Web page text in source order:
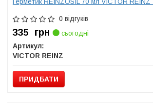
0 відгуків
335 грн
сьогодні
Артикул:
VICTOR REINZ
ПРИДБАТИ